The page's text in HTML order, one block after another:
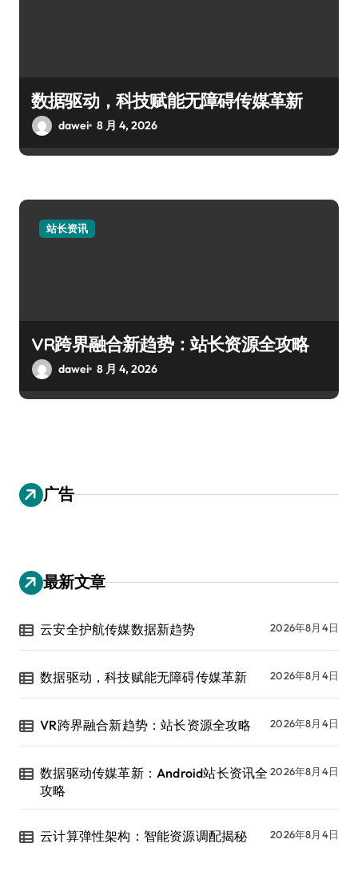
数据驱动，科技赋能无障碍传媒革新
dawei 8 月 4, 2026
站长资讯
VR跨界融合新趋势：站长资源全攻略
dawei 8 月 4, 2026
广告
最新文章
云安全护航传媒数据新趋势 2026年8月4日
数据驱动，科技赋能无障碍传媒革新 2026年8月4日
VR跨界融合新趋势：站长资源全攻略 2026年8月4日
数据驱动传媒革新：Android站长资讯全
攻略
2026年8月4日
云计算弹性架构：智能资源调配揭秘 2026年8月4日